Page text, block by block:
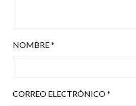
NOMBRE*
CORREO ELECTRÓNICO*